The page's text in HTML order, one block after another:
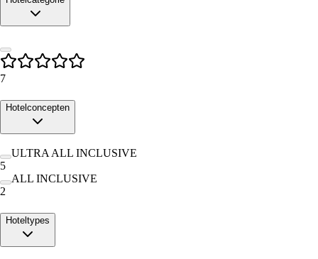
7
Hotelconcepten
ULTRA ALL INCLUSIVE
5
ALL INCLUSIVE
2
Hoteltypes